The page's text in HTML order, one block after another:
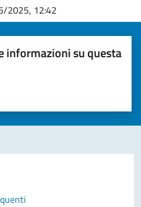
2025, 12:42
informazioni su questa
(da 1 a 5 stelle)
per valutare la chiarezza delle
su 5
5